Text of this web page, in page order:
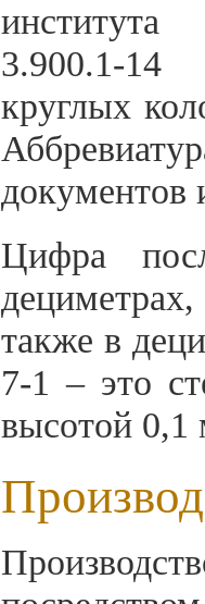
института
3.900.1-14
круглых
документов
Цифра
также в
7-1 – это
высотой 0,1